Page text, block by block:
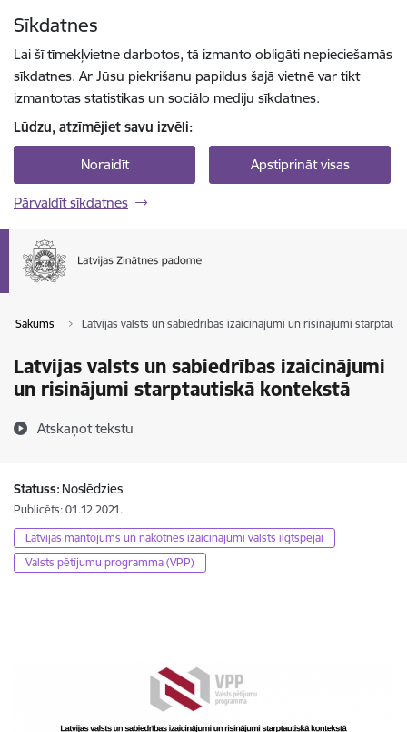
Sīkdatnes
Lai šī tīmekļvietne darbotos, tā izmanto obligāti nepieciešamās
sīkdatnes. Ar Jūsu piekrišanu papildus šajā vietnē var tikt
izmantotas statistikas un sociālo mediju sīkdatnes.
Lūdzu, atzīmējiet savu izvēli:
Noraidīt Apstiprināt visas
Pārvaldīt sīkdatnes
Sākums Latvijas valsts un sabiedrības izaicinājumi un risinājumi
Latvijas valsts un sabiedrības izaicinājumi
un risinājumi starptautiskā kontekstā
Atskaņot tekstu
Statuss: Noslēdzies
Publicēts: 01.12.2021.
Latvijas mantojums un nākotnes izaicinājumi valsts ilgtspējai
Valsts pētījumu programma (VPP)